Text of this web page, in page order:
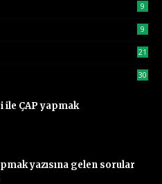
9
9
21
30
ile ÇAP yapmak
yazısına gelen sorular